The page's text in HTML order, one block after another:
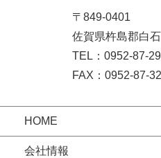
〒849-0401
佐賀県杵島郡白
TEL：0952-87-
FAX：0952-87-
HOME
会社情報